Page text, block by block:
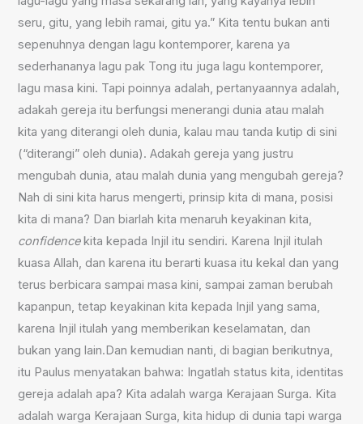
seru, gitu, yang lebih ramai, gitu ya.” Kita tentu bukan anti
sepenuhnya dengan lagu kontemporer, karena ya
sederhananya lagu pak Tong itu juga lagu kontemporer,
lagu masa kini. Tapi poinnya adalah, pertanyaannya adalah,
adakah gereja itu berfungsi menerangi dunia atau malah
kita yang diterangi oleh dunia, kalau mau tanda kutip di sini
(“diterangi” oleh dunia). Adakah gereja yang justru
mengubah dunia, atau malah dunia yang mengubah gereja?
Nah di sini kita harus mengerti, prinsip kita di mana, posisi
kita di mana? Dan biarlah kita menaruh keyakinan kita,
confidencekita kepada Injil itu sendiri. Karena Injil itulah
kuasa Allah, dan karena itu berarti kuasa itu kekal dan yang
terus berbicara sampai masa kini, sampai zaman berubah
kapanpun, tetap keyakinan kita kepada Injil yang sama,
karena Injil itulah yang memberikan keselamatan, dan
bukan yang lain.Dan kemudian nanti, di bagian berikutnya,
itu Paulus menyatakan bahwa: Ingatlah status kita, identitas
gereja adalah apa? Kita adalah warga Kerajaan Surga. Kita
adalah warga Kerajaan Surga, kita hidup di dunia tapi warga